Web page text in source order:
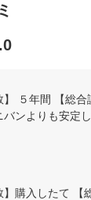
】 ５年間 【総
ンよりも安定
】購入したて 【